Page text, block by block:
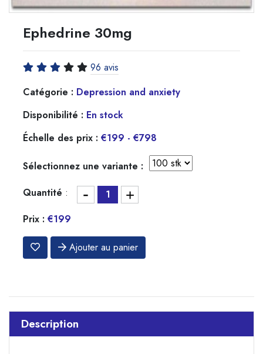
Ephedrine 30mg
96 avis
Catégorie : Depression and anxiety
Disponibilité : En stock
Échelle des prix : €199 - €798
Sélectionnez une variante :
Quantité : - +
Prix : €199
Ajouter au panier
Description